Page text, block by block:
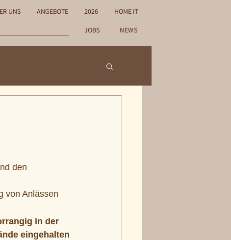
UNS ANGEBOTE 2026 HOME IT
JOBS NEWS
den
von Anlässen
in der
eingehalten